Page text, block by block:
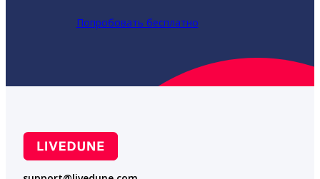
Попробовать бесплатно